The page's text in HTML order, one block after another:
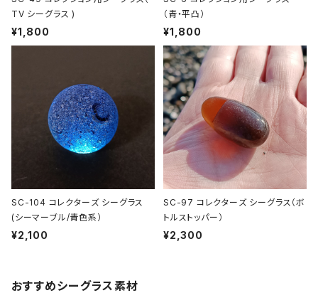
TV シーグラス )
¥1,800
（青・平凸）
¥1,800
SC-104 コレクターズ シーグラス
(シーマーブル/青色系）
¥2,100
SC-97 コレクターズ シーグラス（ボ
トルストッパー）
¥2,300
おすすめシーグラス素材